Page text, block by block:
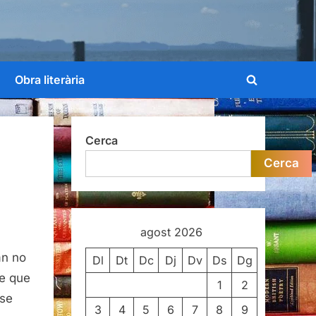
Obra literària
Toggle
search
form
no
que
Cerca
Cerca
agost 2026
Dl Dt Dc Dj Dv Ds
Dg
1
2
3
4 5 6 7 8
9